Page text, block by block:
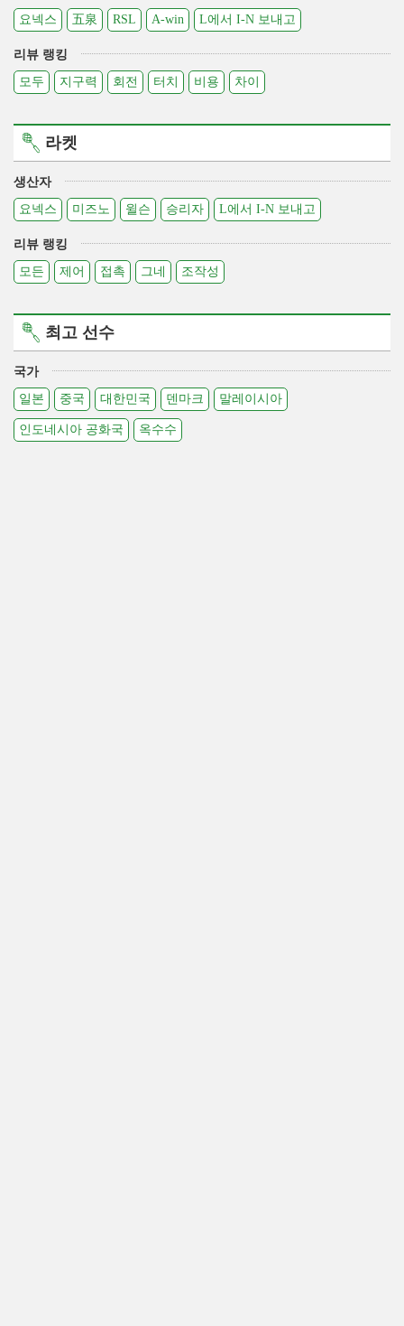
요넥스
五泉 RSL A-win L에서 I-N 보내고
리뷰 랭킹
모두
지구력 회전 터치 비용 차이
라켓
생산자
요넥스
미즈노 윌슨 승리자 L에서 I-N 보내고
리뷰 랭킹
모든
제어 접촉 그네 조작성
최고 선수
국가
일본
중국 대한민국 덴마크 말레이시아
인도네시아 공화국 옥수수